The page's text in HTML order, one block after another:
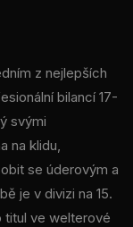
z nejlepších
bilancí 17-
svými
na klidu,
se úderovým a
je v divizi na 15.
titul ve welterové